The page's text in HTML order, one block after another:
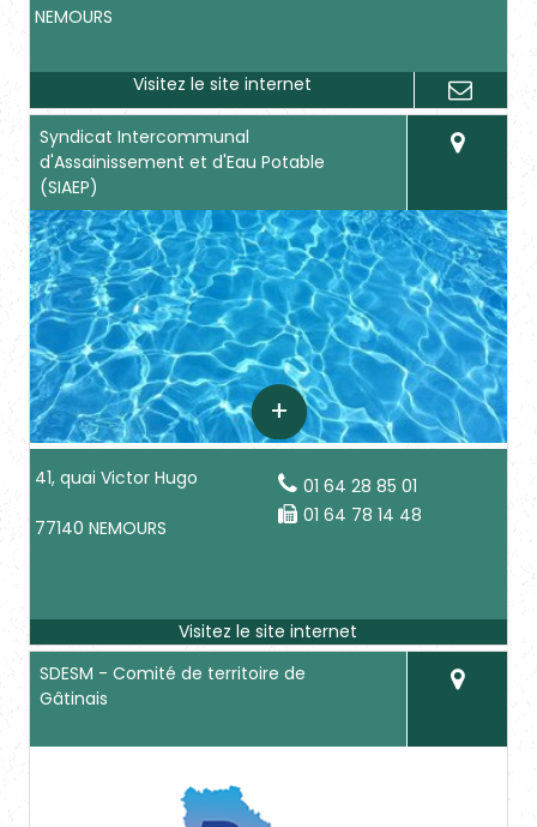
NEMOURS
Syndicat Intercommunal
d'Assainissement et d'Eau Potable
(SIAEP)
41, quai Victor Hugo
77140 NEMOURS
01 64 28 85 01
01 64 78 14 48
SDESM - Comité de territoire de
Gâtinais